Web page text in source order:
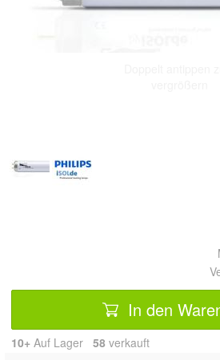
In den
10+ Auf Lager 58 verkauft